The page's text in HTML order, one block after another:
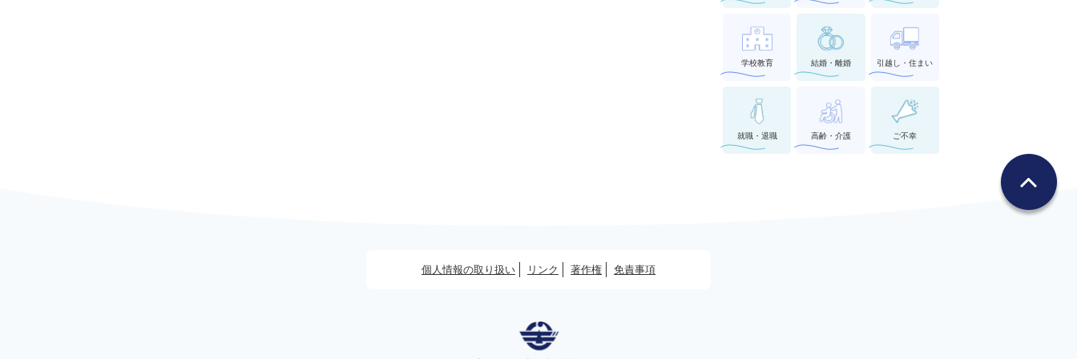
学校教育 結婚・離婚 引越し・住まい
就職・退職 高齢・介護 ご不幸
個人情報の取り扱い リンク 著作権 免責事項